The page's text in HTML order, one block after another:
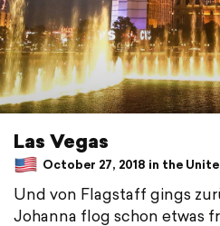
Las Vegas
October 27, 2018 in the
Und von Flagstaff gings
Johanna flog schon etwas